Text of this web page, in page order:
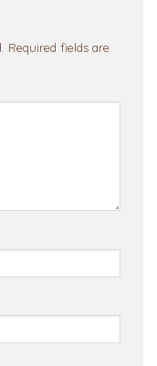
Required fields are